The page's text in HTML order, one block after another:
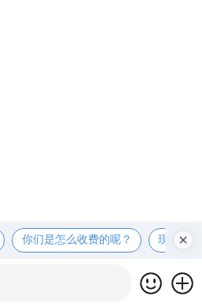
你们是怎么收费的呢？ 现在有